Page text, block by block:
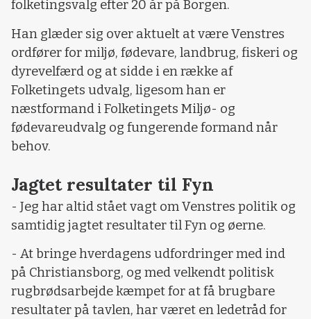
folketingsvalg efter 20 år på Borgen.
Han glæder sig over aktuelt at være Venstres
ordfører for miljø, fødevare, landbrug, fiskeri og
dyrevelfærd og at sidde i en række af
Folketingets udvalg, ligesom han er
næstformand i Folketingets Miljø- og
fødevareudvalg og fungerende formand når
behov.
Jagtet resultater til Fyn
- Jeg har altid stået vagt om Venstres politik og
samtidig jagtet resultater til Fyn og øerne.
- At bringe hverdagens udfordringer med ind
på Christiansborg, og med velkendt politisk
rugbrødsarbejde kæmpet for at få brugbare
resultater på tavlen, har været en ledetråd for